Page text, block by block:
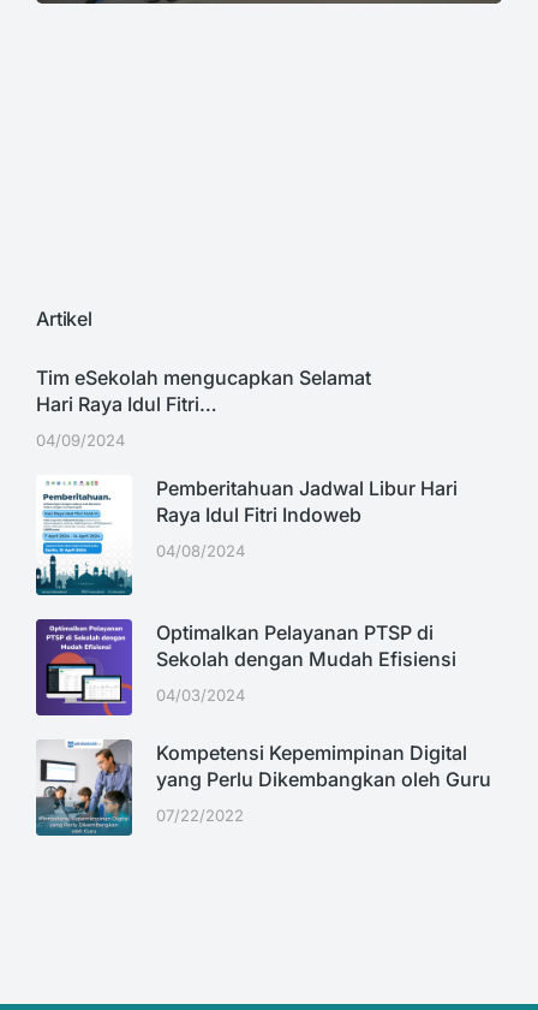
Artikel
Tim eSekolah mengucapkan Selamat
Hari Raya Idul Fitri…
04/09/2024
Pemberitahuan Jadwal Libur Hari
Raya Idul Fitri Indoweb
04/08/2024
Optimalkan Pelayanan PTSP di
Sekolah dengan Mudah Efisiensi
04/03/2024
Kompetensi Kepemimpinan Digital
yang Perlu Dikembangkan oleh Guru
07/22/2022